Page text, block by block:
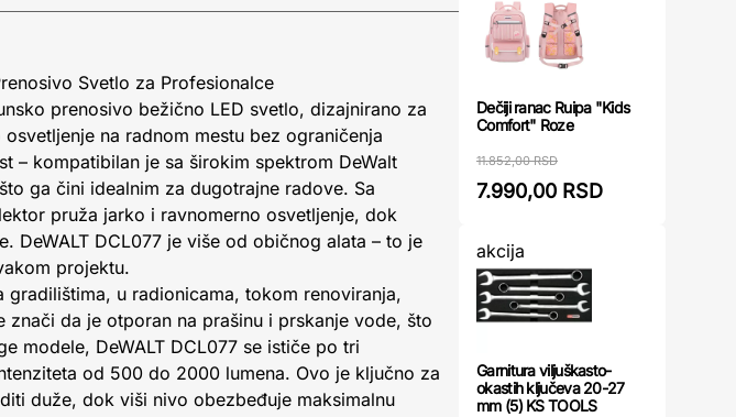
Svetlo za Profesionalce
prenosivo bežično LED svetlo, dizajnirano za
na radnom mestu bez ograničenja
– kompatibilan je sa širokim spektrom DeWalt
ga čini idealnim za dugotrajne radove. Sa
pruža jarko i ravnomerno osvetljenje, dok
DeWALT DCL077 je više od običnog alata – to je
projektu.
u radionicama, tokom renoviranja,
da je otporan na prašinu i prskanje vode, što
modele, DeWALT DCL077 se ističe po tri
od 500 do 2000 lumena. Ovo je ključno za
duže, dok viši nivo obezbeđuje maksimalnu
Dečiji ranac Ruipa "Kids
Comfort" Roze
11.852,00 RSD
7.990,00 RSD
akcija
Garnitura viljuškasto-
okastih ključeva 20-27
mm (5) KS TOOLS